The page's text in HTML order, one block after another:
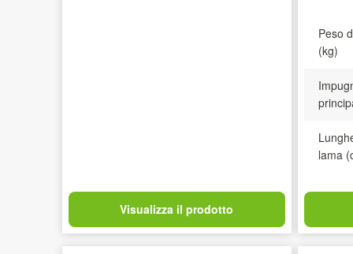
Visualizza il prodotto
Peso
(kg)
lama